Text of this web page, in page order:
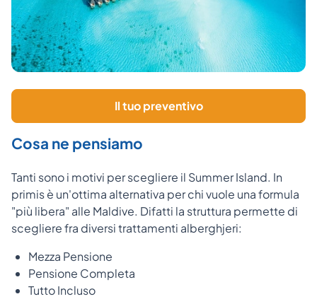
Il tuo preventivo
Cosa ne pensiamo
Tanti sono i motivi per scegliere il Summer Island. In
primis è un'ottima alternativa per chi vuole una formula
"più libera" alle Maldive. Difatti la struttura permette di
scegliere fra diversi trattamenti alberghjeri:
Mezza Pensione
Pensione Completa
Tutto Incluso